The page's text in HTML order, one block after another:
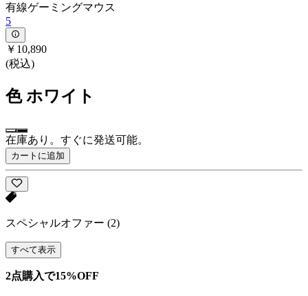
有線ゲーミングマウス
5
￥10,890
(税込)
色 ホワイト
在庫あり。すぐに発送可能。
カートに追加
スペシャルオファー (2)
すべて表示
2点購入で15%OFF